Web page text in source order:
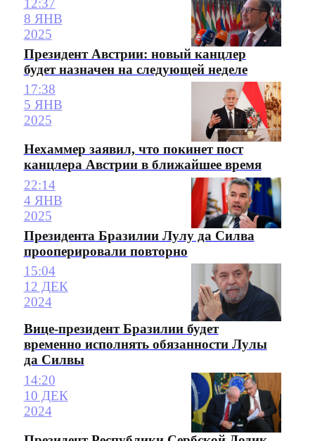
8 ЯНВ
2025
Президент Австрии: новый канцлер
будет назначен на следующей неделе
17:38
5 ЯНВ
2025
Нехаммер заявил, что покинет пост
канцлера Австрии в ближайшее время
22:14
4 ЯНВ
2025
Президента Бразилии Лулу да Силва
прооперировали повторно
15:04
12 ДЕК
2024
Вице-президент Бразилии будет
временно исполнять обязанности Лулы
да Силвы
14:20
10 ДЕК
2024